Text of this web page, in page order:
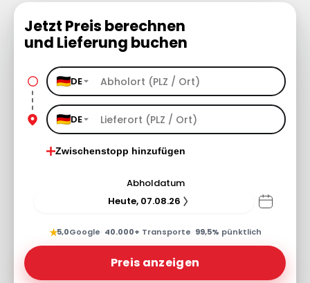
Jetzt Preis berechnen
und Lieferung buchen
DE
DE
Zwischenstopp hinzufügen
Abholdatum
Heute, 07.08.26
★5,0Google· 40.000+ Transporte· 99,5% pünktlich
Preis anzeigen